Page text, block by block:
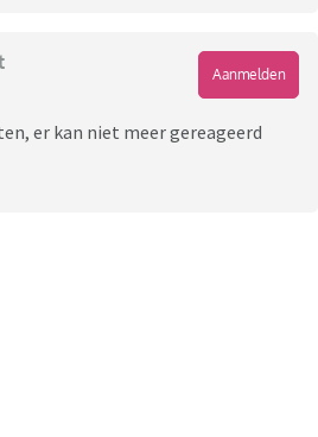
Aanmelden
er kan niet meer gereageerd